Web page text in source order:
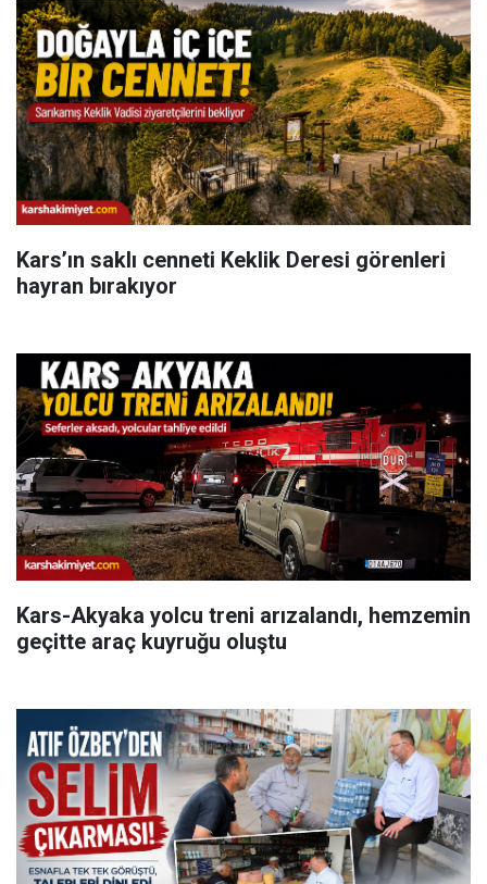
Kars’ın saklı cenneti Keklik Deresi görenleri
hayran bırakıyor
Kars-Akyaka yolcu treni arızalandı, hemzemin
geçitte araç kuyruğu oluştu